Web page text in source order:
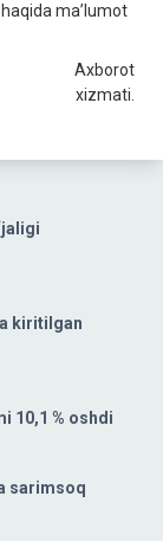
kiritilgan
10,1 % oshdi
sarimsoq
ma’lumot
xizmati.